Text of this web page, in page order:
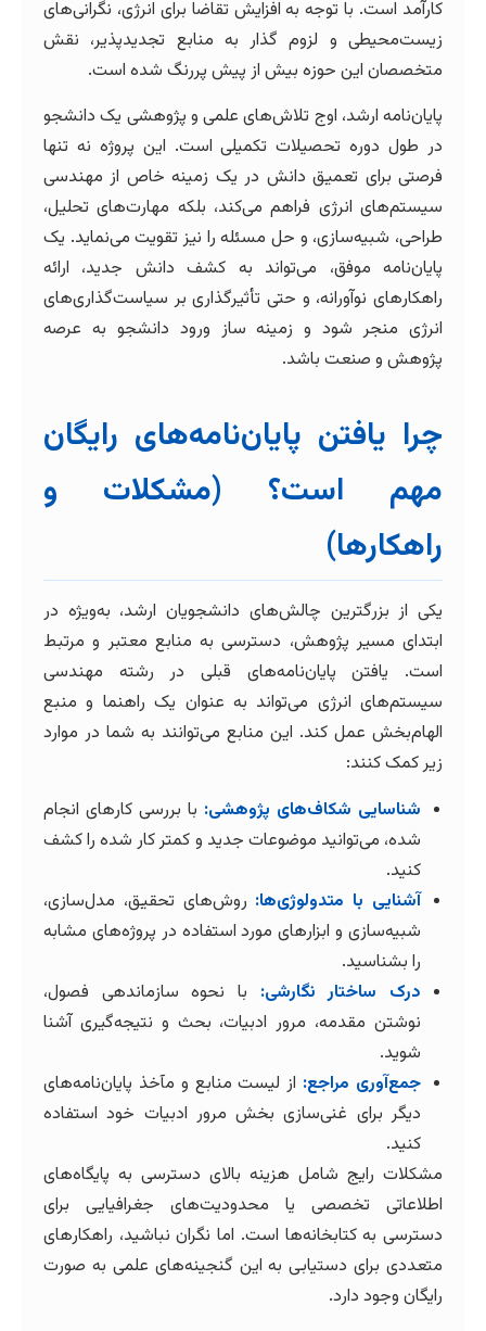
کارآمد است. با توجه به افزایش تقاضا برای انرژی، نگرانی‌های
زیست‌محیطی و لزوم گذار به منابع تجدیدپذیر، نقش
متخصصان این حوزه بیش از پیش پررنگ شده است.
پایان‌نامه ارشد، اوج تلاش‌های علمی و پژوهشی یک دانشجو
در طول دوره تحصیلات تکمیلی است. این پروژه نه تنها
فرصتی برای تعمیق دانش در یک زمینه خاص از مهندسی
سیستم‌های انرژی فراهم می‌کند، بلکه مهارت‌های تحلیل،
طراحی، شبیه‌سازی، و حل مسئله را نیز تقویت می‌نماید. یک
پایان‌نامه موفق، می‌تواند به کشف دانش جدید، ارائه
راهکارهای نوآورانه، و حتی تأثیرگذاری بر سیاست‌گذاری‌های
انرژی منجر شود و زمینه ساز ورود دانشجو به عرصه
پژوهش و صنعت باشد.
چرا یافتن پایان‌نامه‌های رایگان
مهم است؟ (مشکلات و
راهکارها)
یکی از بزرگترین چالش‌های دانشجویان ارشد، به‌ویژه در
ابتدای مسیر پژوهش، دسترسی به منابع معتبر و مرتبط
است. یافتن پایان‌نامه‌های قبلی در رشته مهندسی
سیستم‌های انرژی می‌تواند به عنوان یک راهنما و منبع
الهام‌بخش عمل کند. این منابع می‌توانند به شما در موارد
زیر کمک کنند:
شناسایی شکاف‌های پژوهشی: با بررسی کارهای انجام
شده، می‌توانید موضوعات جدید و کمتر کار شده را کشف
کنید.
آشنایی با متدولوژی‌ها: روش‌های تحقیق، مدل‌سازی،
شبیه‌سازی و ابزارهای مورد استفاده در پروژه‌های مشابه
را بشناسید.
درک ساختار نگارشی: با نحوه سازماندهی فصول،
نوشتن مقدمه، مرور ادبیات، بحث و نتیجه‌گیری آشنا
شوید.
جمع‌آوری مراجع: از لیست منابع و مآخذ پایان‌نامه‌های
دیگر برای غنی‌سازی بخش مرور ادبیات خود استفاده
کنید.
مشکلات رایج شامل هزینه بالای دسترسی به پایگاه‌های
اطلاعاتی تخصصی یا محدودیت‌های جغرافیایی برای
دسترسی به کتابخانه‌ها است. اما نگران نباشید، راهکارهای
متعددی برای دستیابی به این گنجینه‌های علمی به صورت
رایگان وجود دارد.